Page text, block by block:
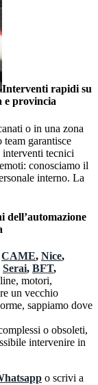
Interventi rapidi su
e provincia
o in una zona
garantisce
tecnici
conosciamo il
interno. La
CAME, Nice,
Serai, BFT,
motori,
un vecchio
sappiamo dove
o obsoleti,
intervenire in
o scrivi a